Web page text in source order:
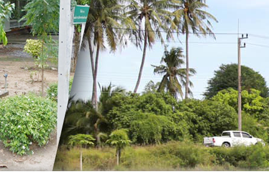
ทัศน์
พันธ
กิจ
ประเพณี
วัฒนธรรม
สถาน
ที่
สำคัญ
Previous